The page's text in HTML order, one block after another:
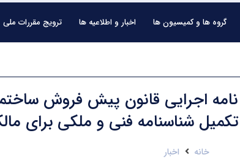
گروه ها و کمیسیون ها اخبار و اطلاعیه ها ترویج مقررات ملی
اجرایی قانون پیش فروش
شناسنامه فنی و ملکی برای
خانه اخبار